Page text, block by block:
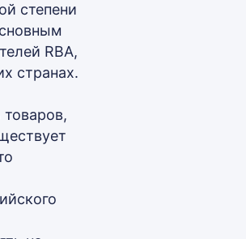
степени
RBA,
странах.